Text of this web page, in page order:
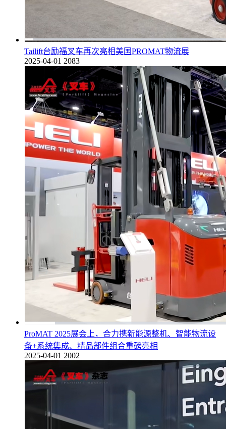
Tailift台励福叉车再次亮相美国PROMAT物流展
2025-04-01 2083
ProMAT 2025展会上，合力携新能源整机、智能物流设
备+系统集成、精品部件组合重磅亮相
2025-04-01 2002